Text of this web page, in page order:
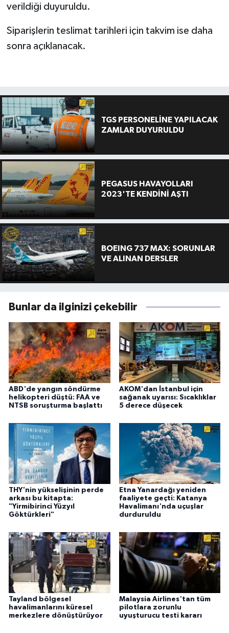
verildiği duyuruldu.
Siparişlerin teslimat tarihleri için takvim ise daha
sonra açıklanacak.
TGS PERSONELİNE YAPILACAK
ZAMLAR DUYURULDU
PEGASUS HAVAYOLLARI
2023'TE KENDİNİ AŞTI
BOEING 737 MAX: SORUNLAR
VE ALINAN DERSLER
Bunlar da ilginizi çekebilir
ABD'de yangın söndürme
helikopteri düştü: FAA ve
NTSB soruşturma başlattı
AKOM'dan İstanbul için
sağanak uyarısı: Sıcaklıklar
5 derece düşecek
THY'nin yükselişinin perde
arkası bu kitapta:
"Yirmibirinci Yüzyıl
Göktürkleri"
Etna Yanardağı yeniden
faaliyete geçti: Katanya
Havalimanı'nda uçuşlar
durduruldu
Tayland bölgesel
havalimanlarını küresel
merkezlere dönüştürüyor
Malaysia Airlines'tan tüm
pilotlara zorunlu
uyuşturucu testi kararı